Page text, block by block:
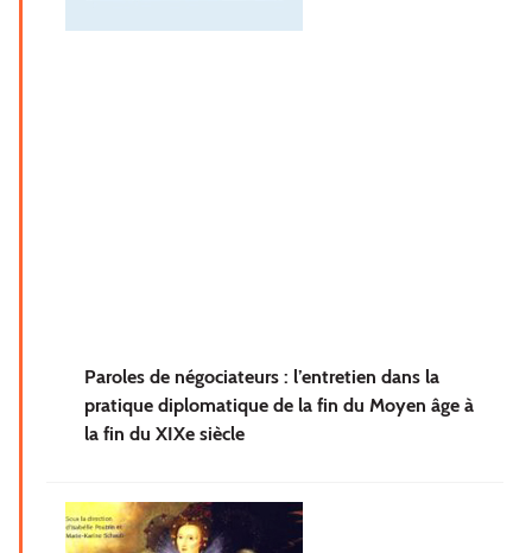
Paroles de négociateurs : l’entretien dans la
pratique diplomatique de la fin du Moyen âge à
la fin du XIXe siècle